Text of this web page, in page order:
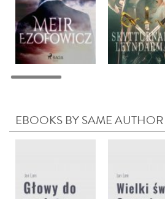
EBOOKS BY SAME AUTHOR